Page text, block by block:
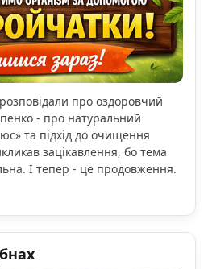
про оздоровчий
- про натуральний
та підхід до очищення
зацікавлення, бо тема
І тепер - це продовження.